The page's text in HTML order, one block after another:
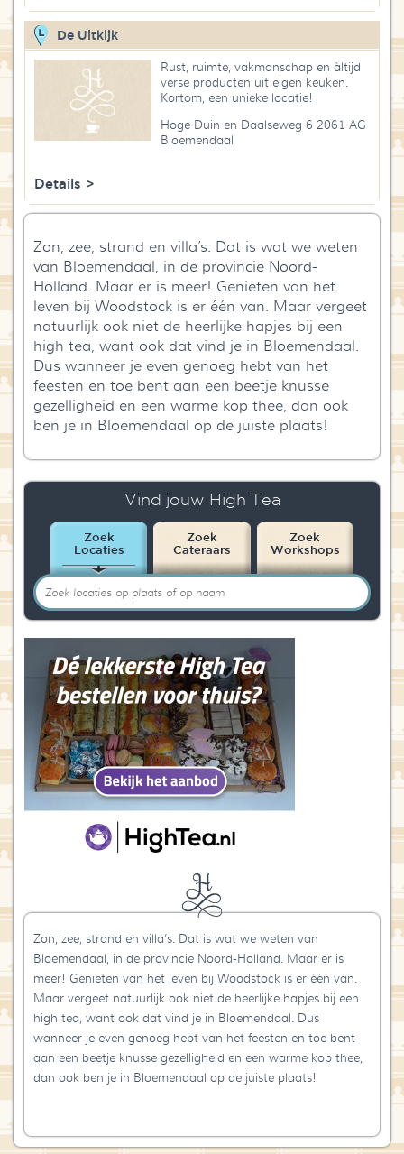
De Uitkijk
Rust, ruimte, vakmanschap en àltijd
verse producten uit eigen keuken.
Kortom, een unieke locatie!
Hoge Duin en Daalseweg 6 2061 AG
Bloemendaal
Details >
Zon, zee, strand en villa’s. Dat is wat we weten
van Bloemendaal, in de provincie Noord-
Holland. Maar er is meer! Genieten van het
leven bij Woodstock is er één van. Maar vergeet
natuurlijk ook niet de heerlijke hapjes bij een
high tea, want ook dat vind je in Bloemendaal.
Dus wanneer je even genoeg hebt van het
feesten en toe bent aan een beetje knusse
gezelligheid en een warme kop thee, dan ook
ben je in Bloemendaal op de juiste plaats!
Vind jouw High Tea
Zoek
Locaties
Zoek
Cateraars
Zoek
Workshops
Zon, zee, strand en villa’s. Dat is wat we weten van
Bloemendaal, in de provincie Noord-Holland. Maar er is
meer! Genieten van het leven bij Woodstock is er één van.
Maar vergeet natuurlijk ook niet de heerlijke hapjes bij een
high tea, want ook dat vind je in Bloemendaal. Dus
wanneer je even genoeg hebt van het feesten en toe bent
aan een beetje knusse gezelligheid en een warme kop thee,
dan ook ben je in Bloemendaal op de juiste plaats!